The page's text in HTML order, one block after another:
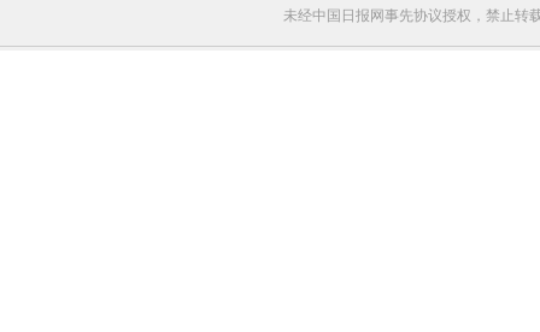
未经中国日报网事先协议授权，禁止转